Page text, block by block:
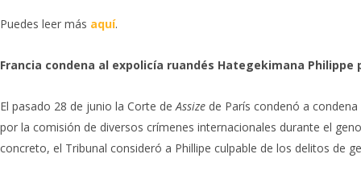
Puedes leer más aquí.
Francia condena al expolicía ruandés Hategekimana Philippe
El pasado 28 de junio la Corte deAssize de París condenó a
por la comisión de diversos crímenes internacionales durante el
concreto, el Tribunal consideró a Phillipe culpable de los delitos de